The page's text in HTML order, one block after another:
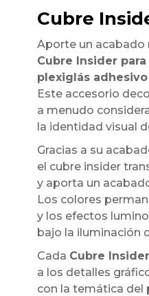
Cubre
Aporte un acabado
Cubre Insider
plexiglás
Este accesorio
a menudo
la identidad visual
Gracias a su
el cubre insider
y aporta un
Los colores
y los efectos
bajo la iluminación
Cada Cubre Insider
a los detalles
con la temática del